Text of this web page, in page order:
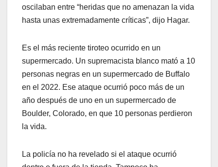
oscilaban entre “heridas que no amenazan la vida
hasta unas extremadamente críticas”, dijo Hagar.
Es el más reciente tiroteo ocurrido en un
supermercado. Un supremacista blanco mató a 10
personas negras en un supermercado de Buffalo
en el 2022. Ese ataque ocurrió poco más de un
año después de uno en un supermercado de
Boulder, Colorado, en que 10 personas perdieron
la vida.
La policía no ha revelado si el ataque ocurrió